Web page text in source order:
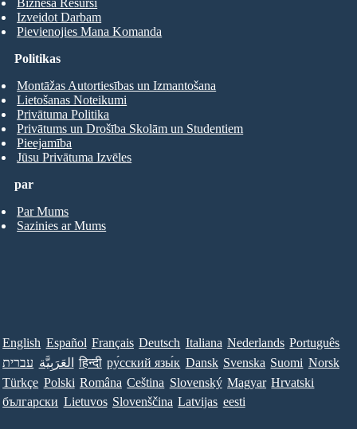
Izveidot Darbam
Pievienojies Mana Komanda
par
Par Mums
Sazinies ar Mums
Politikas
Montāžas Autortiesības un Izmantošana
Lietošanas Noteikumi
Privātuma Politika
Privātums un Drošība Skolām un Studentiem
Pieejamība
Jūsu Privātuma Izvēles
English Español Français Deutsch Italiana Nederlands Português
עברית العَرَبِيَّة हिन्दी ру́сский язы́к Dansk Svenska Suomi Norsk
Türkçe Polski Româna Ceština Slovenský Magyar Hrvatski
български Lietuvos Slovenščina Latvijas eesti